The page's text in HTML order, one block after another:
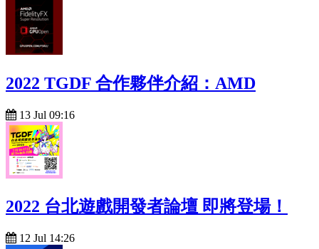
2022 TGDF 合作夥伴介紹：AMD
13 Jul 09:16
2022 台北遊戲開發者論壇 即將登場！
12 Jul 14:26